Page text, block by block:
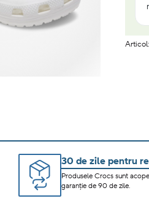
30 de zile pentru
Produsele Crocs sunt
garanție de 90 de zile.